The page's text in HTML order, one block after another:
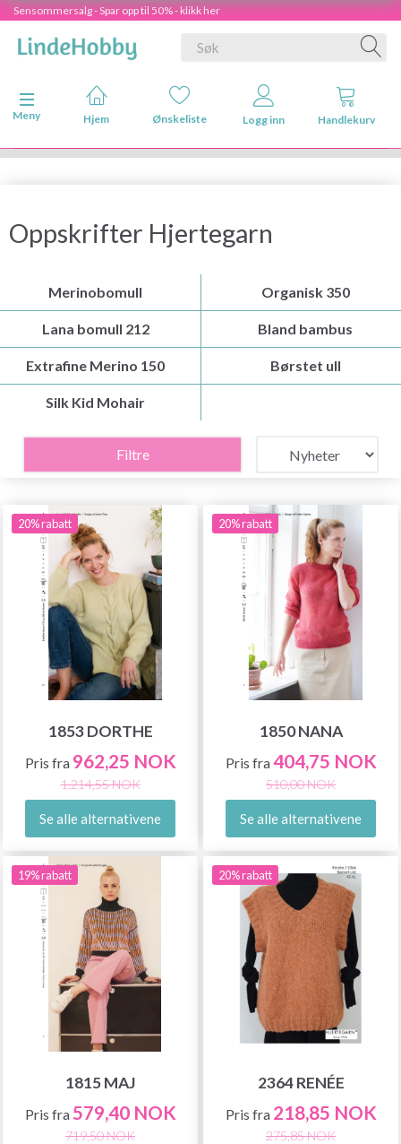
Sensommersalg - Spar opp til 50% - klikk her
Veksle navigasjon
Meny
Hjem Ønskeliste Logg inn Handlekurv
Oppskrifter Hjertegarn
Merinobomull Organisk 350
Lana bomull 212 Bland bambus
Extrafine Merino 150 Børstet ull
Silk Kid Mohair
Filtre
20% rabatt
1853 DORTHE
Pris fra 962,25 NOK
1.214,55 NOK
Se alle alternativene
20% rabatt
1850 NANA
Pris fra404,75 NOK
510,00 NOK
Se alle alternativene
19% rabatt
1815 MAJ
Pris fra579,40 NOK
719,50 NOK
20% rabatt
2364 RENÉE
Pris fra 218,85 NOK
275,85 NOK